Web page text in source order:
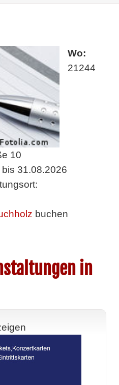
Wo:
21244
10
31.08.2026
buchen
in